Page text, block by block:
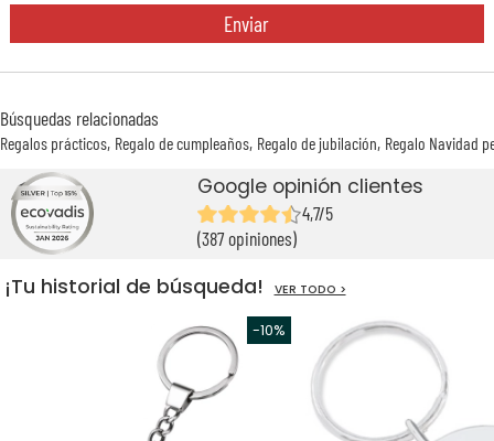
Enviar
Búsquedas relacionadas
Regalos prácticos Regalo de cumpleaños Regalo de jubilación Regalo Navidad
Google opinión clientes
4,7/5
(387 opiniones)
¡Tu historial de búsqueda! VER TODO >